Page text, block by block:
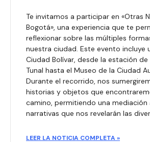
Te invitamos a participar en «Otras
Bogotá», una experiencia que te
reflexionar sobre las múltiples
nuestra ciudad. Este evento incluye
Ciudad Bolívar, desde la estación de
Tunal hasta el Museo de la Ciudad
Durante el recorrido, nos
historias y objetos que
camino, permitiendo una mediación
narrativas que nos revelarán las
LEER LA NOTICIA COMPLETA »